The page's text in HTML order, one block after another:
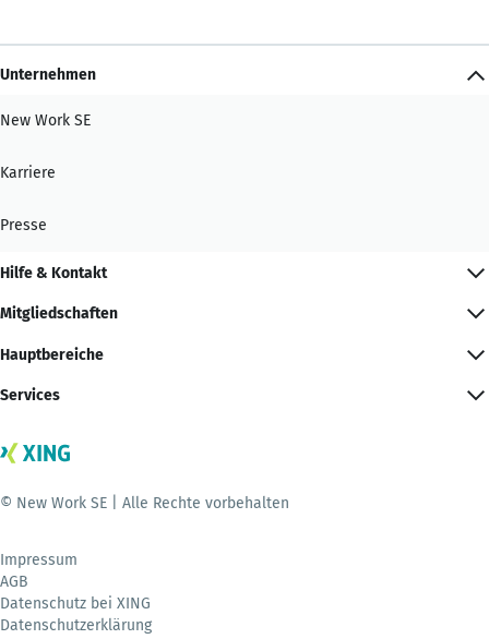
Unternehmen
New Work SE
Karriere
Presse
Hilfe & Kontakt
Mitgliedschaften
Hauptbereiche
Services
© New Work SE | Alle Rechte vorbehalten
Impressum
AGB
Datenschutz bei XING
Datenschutzerklärung